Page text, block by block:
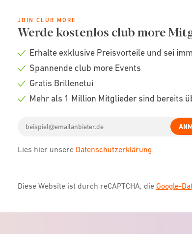
JOIN CLUB MORE
Werde kostenlos club more
Check
Erhalte exklusive Preisvorteile und sei
Check
Spannende club more Events
Check
Gratis Brillenetui
Mehr als 1 Million Mitglieder sind bereits
address
Lies hier unsere Datenschutzerklärung
Diese Website ist durch reCAPTCHA, die Google-